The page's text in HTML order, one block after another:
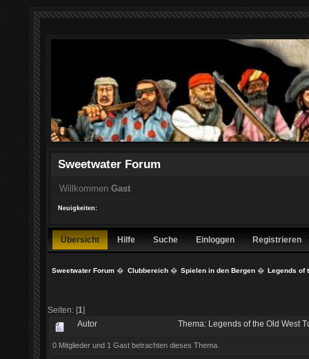
Sweetwater Forum
Willkommen Gast
Neuigkeiten:
Übersicht Hilfe Suche Einloggen Registrieren
Sweetwater Forum � Clubbereich� Spielen in den Bergen� Legends of
Seiten: [1]
Autor Thema: Legends of the Old West
0 Mitglieder und 1 Gast betrachten dieses Thema.